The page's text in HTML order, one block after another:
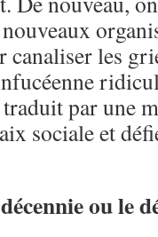
les
par une
sociale et
ou le